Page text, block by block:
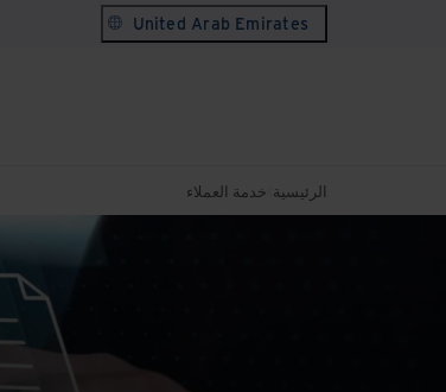
United Arab Emirates
الرئيسية خدمة العملاء